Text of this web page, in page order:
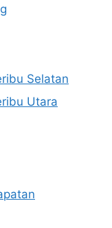
Selatan
Utara